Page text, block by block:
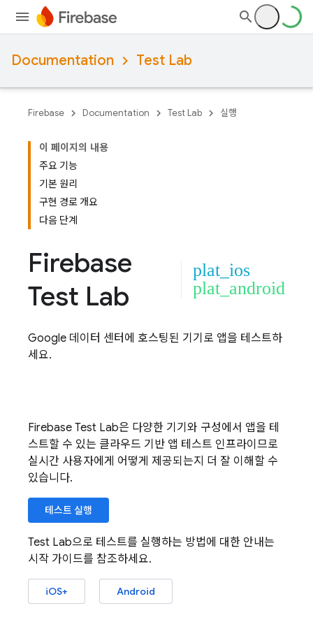
Documentation Test Lab
Firebase Documentation Test Lab 실행
이 페이지의 내용
주요 기능
기본 원리
구현 경로 개요
다음 단계
Firebase
Test Lab
plat_ios
plat_android
Google 데이터 센터에 호스팅된 기기로 앱을 테스트하
세요.
Firebase Test Lab은 다양한 기기와 구성에서 앱을 테
스트할 수 있는 클라우드 기반 앱 테스트 인프라이므로
실시간 사용자에게 어떻게 제공되는지 더 잘 이해할 수
있습니다.
테스트 실행
Test Lab으로 테스트를 실행하는 방법에 대한 안내는
시작 가이드를 참조하세요.
iOS+ Android